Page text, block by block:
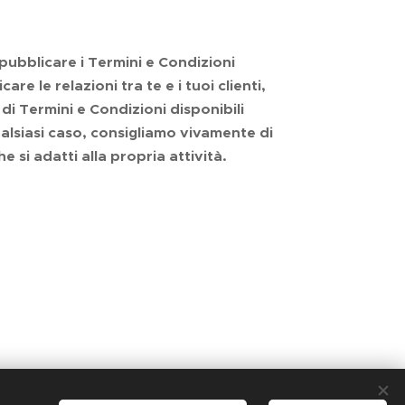
i Termini e Condizioni
le relazioni tra te e i tuoi clienti,
Termini e Condizioni disponibili
caso, consigliamo vivamente di
si adatti alla propria attività.